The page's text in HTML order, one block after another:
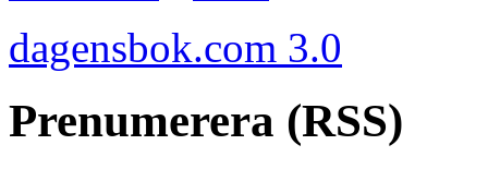
dagensbok.com 3.0
Prenumerera (RSS)